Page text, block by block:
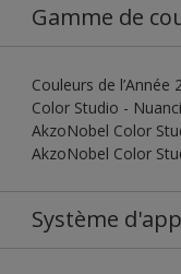
Gamme de
Couleurs de
Color Studio -
AkzoNobel Color
AkzoNobel Color
Système